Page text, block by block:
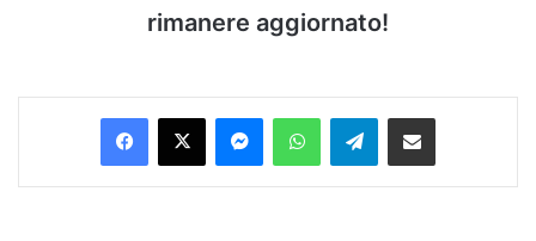
rimanere aggiornato!
Facebook
X MessengerWhatsAppTelegramCondividi via Email